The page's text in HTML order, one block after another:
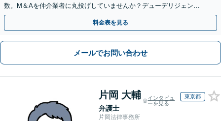
数。M＆Aを仲介業者に丸投げしていませんか？デューデリジェンス
や契約書作成・交渉はお任せください【初回無料】
料金表を見る
メールでお問い合わせ
片岡 大輔
弁護士
インタビュ
ーを見る
東京都
片岡法律事務所